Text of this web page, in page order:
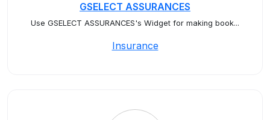
GSELECT ASSURANCES
Use GSELECT ASSURANCES's Widget for making book...
Insurance